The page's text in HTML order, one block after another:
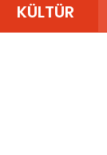
KÜLTÜR